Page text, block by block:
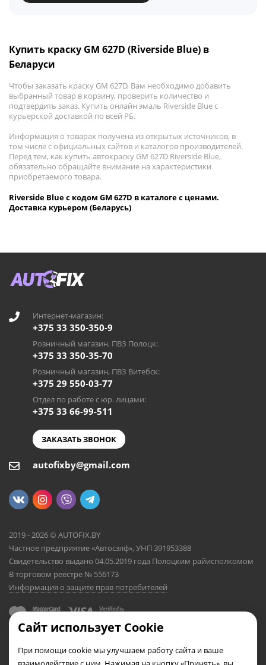
Купить краску GM 627D (Riverside Blue) в
Беларуси
Чтобы заказать краску GM 627D, Вам необходимо добавить
выбранный товар в корзину, проверить количество и
подтвердить заказ. Купить онлайн эмаль Riverside Blue с
курьерской доставкой по всей РБ.
Информация о товарах получена из открытых источников, в
том числе с официальных сайтов и каталогов производителей.
Перед тем, как купить автокраску GM 627D Riverside Blue,
обязательно обращайте внимание на характеристики
приобретаемого товара.
Riverside Blue с кодом GM 627D в каталоге с ценами.
Доставка курьером (Беларусь)
Интернет-магазин:
+375 33 350-350-9
Розничный магазин, ПВЗ Полоцк:
+375 33 350-35-70
Розничный магазин, ПВЗ Витебск:
+375 29 550-03-77
Отдел по работе с юр. лицами:
+375 33 66-99-511
ЗАКАЗАТЬ ЗВОНОК
autofixby@gmail.com
2019 - 2026 © AUTOFIX.BY
Частное предприятие «Автосэлф», УНП 391953388
Свидетельство выдано 04.05.2019 года Полоцким райисполкомом
В торговом реестре № 556173
Информация о защите прав потребителей
Сайт использует Cookie
При помощи cookie мы улучшаем работу сайта и ваше